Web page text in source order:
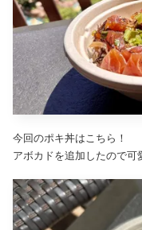
今回のポキ丼はこちら！
アボカドを追加したので可